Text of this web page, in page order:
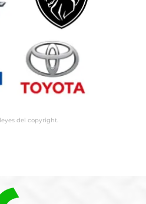
del copyright.